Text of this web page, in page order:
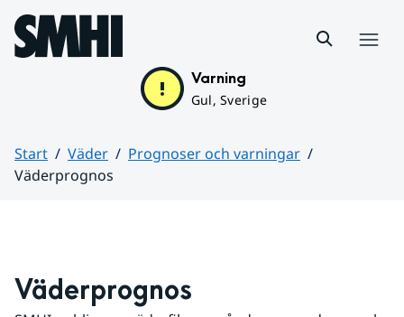
Hoppa till sidans innehåll
Varning
Gul, Sverige
Start Väder
Prognoser och varningar
Väderprognos
Väderprognos